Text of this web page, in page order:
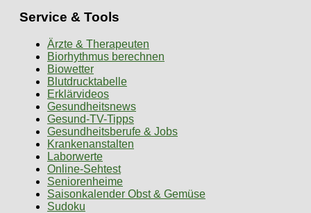
Service & Tools
Ärzte & Therapeuten
Biorhythmus berechnen
Biowetter
Blutdrucktabelle
Erklärvideos
Gesundheitsnews
Gesund-TV-Tipps
Gesundheitsberufe & Jobs
Krankenanstalten
Laborwerte
Online-Sehtest
Seniorenheime
Saisonkalender Obst & Gemüse
Sudoku